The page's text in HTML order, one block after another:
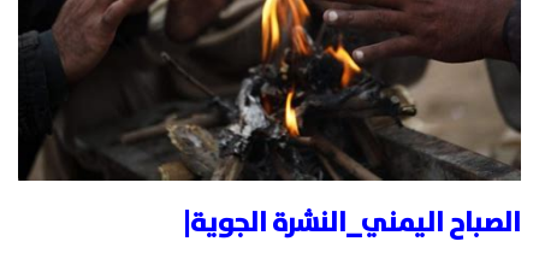
الصباح اليمني_النشرة الجوية|